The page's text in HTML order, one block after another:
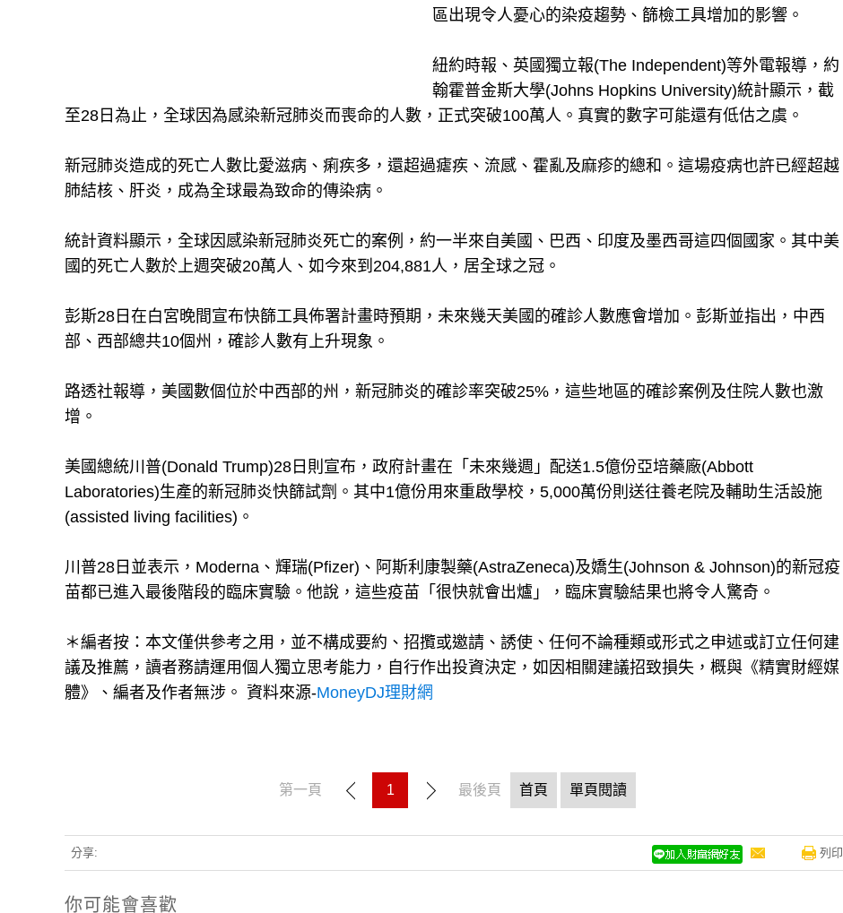
區出現令人憂心的染疫趨勢、篩檢工具增加的影響。
紐約時報、英國獨立報(The Independent)等外電報導，約
翰霍普金斯大學(Johns Hopkins University)統計顯示，截
至28日為止，全球因為感染新冠肺炎而喪命的人數，正式突破100萬人。真實的數字可能還有低估之虞。
新冠肺炎造成的死亡人數比愛滋病、痢疾多，還超過瘧疾、流感、霍亂及麻疹的總和。這場疫病也許已經超越
肺結核、肝炎，成為全球最為致命的傳染病。
統計資料顯示，全球因感染新冠肺炎死亡的案例，約一半來自美國、巴西、印度及墨西哥這四個國家。其中美
國的死亡人數於上週突破20萬人、如今來到204,881人，居全球之冠。
彭斯28日在白宮晚間宣布快篩工具佈署計畫時預期，未來幾天美國的確診人數應會增加。彭斯並指出，中西
部、西部總共10個州，確診人數有上升現象。
路透社報導，美國數個位於中西部的州，新冠肺炎的確診率突破25%，這些地區的確診案例及住院人數也激
增。
美國總統川普(Donald Trump)28日則宣布，政府計畫在「未來幾週」配送1.5億份亞培藥廠(Abbott
Laboratories)生產的新冠肺炎快篩試劑。其中1億份用來重啟學校，5,000萬份則送往養老院及輔助生活設施
(assisted living facilities)。
川普28日並表示，Moderna、輝瑞(Pfizer)、阿斯利康製藥(AstraZeneca)及嬌生(Johnson & Johnson)的新冠疫
苗都已進入最後階段的臨床實驗。他說，這些疫苗「很快就會出爐」，臨床實驗結果也將令人驚奇。
＊編者按：本文僅供參考之用，並不構成要約、招攬或邀請、誘使、任何不論種類或形式之申述或訂立任何建
議及推薦，讀者務請運用個人獨立思考能力，自行作出投資決定，如因相關建議招致損失，概與《精實財經媒
體》、編者及作者無涉。 資料來源-MoneyDJ理財網
第一頁 1 最後頁 首頁 單頁閱讀
分享: 列印
你可能會喜歡